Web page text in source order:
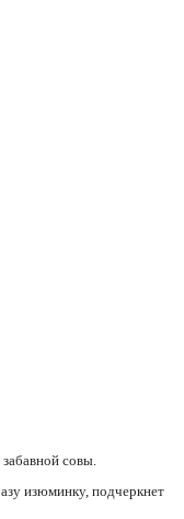
совы.
изюминку, подчеркнет